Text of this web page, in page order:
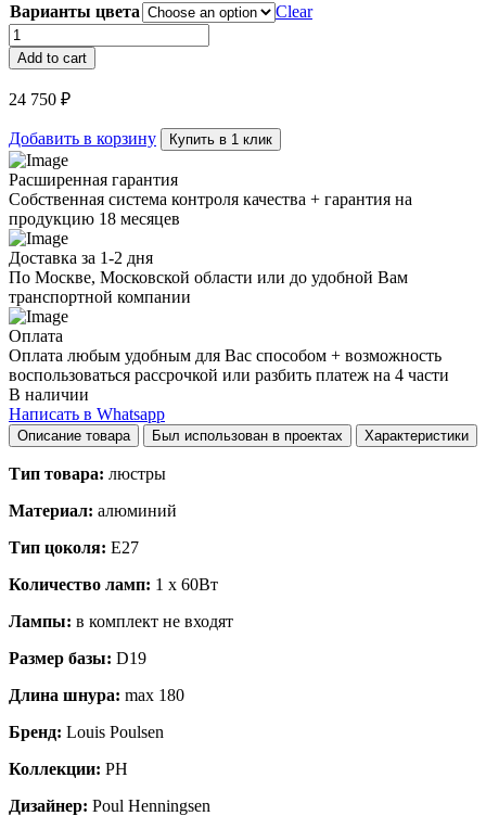
Варианты цвета
Clear
Люстра
PH
Artichoke
D38
quantity
Add to cart
24 750 ₽
Добавить в корзину Купить в 1 клик
Расширенная гарантия
Собственная система контроля качества + гарантия на
продукцию 18 месяцев
Доставка за 1-2 дня
По Москве, Московской области или до удобной Вам
транспортной компании
Оплата
Оплата любым удобным для Вас способом + возможность
воспользоваться рассрочкой или разбить платеж на 4 части
В наличии
Написать в Whatsapp
Описание товара Был использован в проектах Характеристики
Тип товара: люстры
Материал: алюминий
Тип цоколя: E27
Количество ламп: 1 x 60Вт
Лампы: в комплект не входят
Размер базы: D19
Длина шнура: max 180
Бренд: Louis Poulsen
Коллекции: PH
Дизайнер: Poul Henningsen